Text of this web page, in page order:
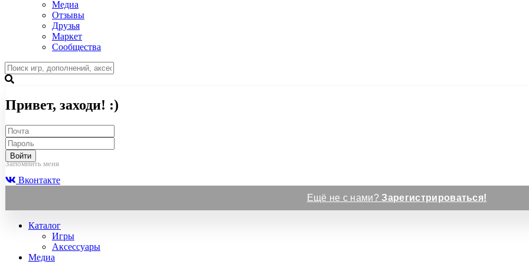
Медиа
Отзывы
Друзья
Маркет
Сообщества
Привет, заходи! :)
Войти
Запомнить меня
Вконтакте
Ещё не с нами?Зарегистрироваться!
Каталог
Игры
Аксессуары
Медиа